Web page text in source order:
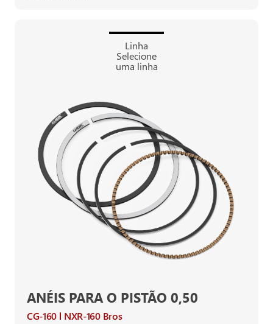
Linha
Selecione
uma linha
ANÉIS PARA O PISTÃO 0,50
CG-160
NXR-160 Bros